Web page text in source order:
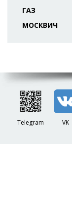
ГАЗ
МОСКВИЧ
Telegram VK